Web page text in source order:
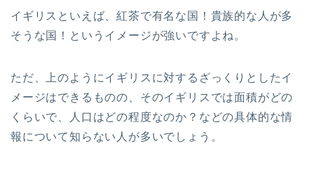
イギリスといえば、紅茶で有名な国！貴族的な人が多
そうな国！というイメージが強いですよね。
ただ、上のようにイギリスに対するざっくりとしたイ
メージはできるものの、そのイギリスでは面積がどの
くらいで、人口はどの程度なのか？などの具体的な情
報について知らない人が多いでしょう。